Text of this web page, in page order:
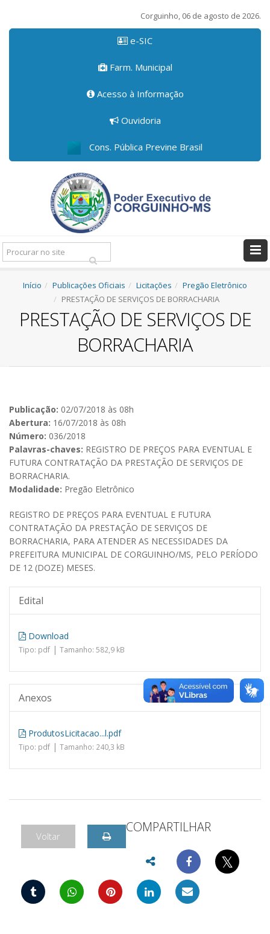
Corguinho, 06 de agosto de 2026.
e-SIC
Farm. Municipal
Acesso à Informação
Ouvidoria
Cons. Pública Previne Brasil
Pesquisar:
Início Publicações Oficiais Licitações
Pregão Eletrônico
PRESTAÇÃO DE SERVIÇOS DE BORRACHARIA
PRESTAÇÃO DE SERVIÇOS DE
BORRACHARIA
Publicação: 02/07/2018 às 08h
Abertura: 16/07/2018 às 08h
Número: 036/2018
Palavras-chaves: REGISTRO DE PREÇOS PARA EVENTUAL E
FUTURA CONTRATAÇÃO DA PRESTAÇÃO DE SERVIÇOS DE
BORRACHARIA.
Modalidade: Pregão Eletrônico
REGISTRO DE PREÇOS PARA EVENTUAL E FUTURA
CONTRATAÇÃO DA PRESTAÇÃO DE SERVIÇOS DE
BORRACHARIA, PARA ATENDER AS NECESSIDADES DA
PREFEITURA MUNICIPAL DE CORGUINHO/MS, PELO PERÍODO
DE 12 (DOZE) MESES.
Edital
Download
Tipo: pdf | Tamanho: 582,9 kB
Anexos
ProdutosLicitacao...l.pdf
Tipo: pdf | Tamanho: 240,3 kB
Voltar
COMPARTILHAR
𝕏